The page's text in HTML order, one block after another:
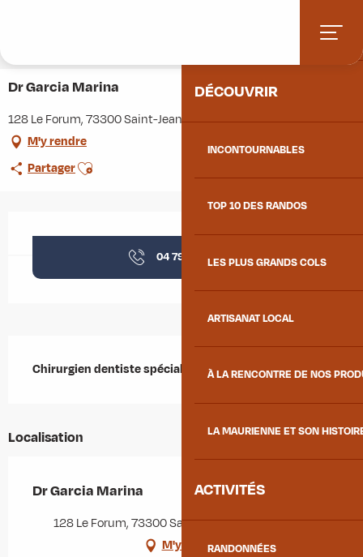
principal
DÉCOUVRIR
INCONTOURNABLES
TOP 10 DES RANDOS
LES PLUS GRANDS COLS
ARTISANAT LOCAL
À LA RENCONTRE DE NOS
LA MAURIENNE ET SON
ACTIVITÉS
RANDONNÉES
Dr Garcia Marina
128 Le Forum, 73300 Saint-Jean-de-Maurienne
M'y rendre
PartagerAjouter aux favoris
04 79 83 26▒▒
Chirurgien dentiste spécialisée en orthodontie.
Localisation
Dr Garcia Marina
128 Le Forum, 73300 Saint-Jean-de-Maurienne
M'y rendre